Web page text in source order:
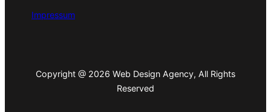
Impressum
Copyright @ 2026 Web Design Agency, All Rights
Reserved